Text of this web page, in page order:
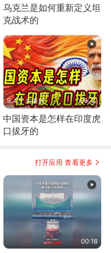
乌克兰是如何重新定义坦
克战术的
9.4万 次播放 06:42
中国资本是怎样在印度虎
口拔牙的
打开应用 查看更多
00:18